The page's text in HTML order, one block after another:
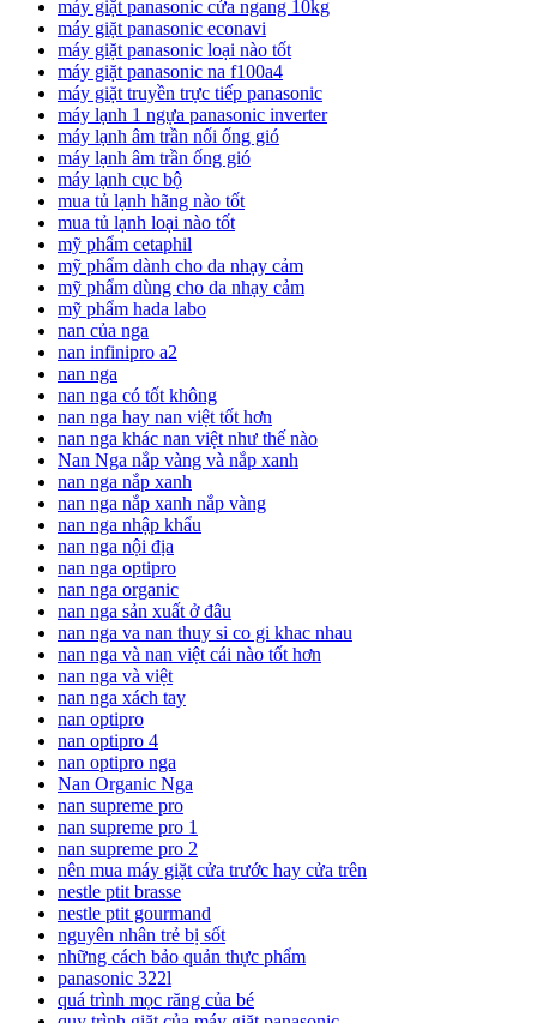
máy giặt panasonic cửa ngang 10kg
máy giặt panasonic econavi
máy giặt panasonic loại nào tốt
máy giặt panasonic na f100a4
máy giặt truyền trực tiếp panasonic
máy lạnh 1 ngựa panasonic inverter
máy lạnh âm trần nối ống gió
máy lạnh âm trần ống gió
máy lạnh cục bộ
mua tủ lạnh hãng nào tốt
mua tủ lạnh loại nào tốt
mỹ phẩm cetaphil
mỹ phẩm dành cho da nhạy cảm
mỹ phẩm dùng cho da nhạy cảm
mỹ phẩm hada labo
nan của nga
nan infinipro a2
nan nga
nan nga có tốt không
nan nga hay nan việt tốt hơn
nan nga khác nan việt như thế nào
Nan Nga nắp vàng và nắp xanh
nan nga nắp xanh
nan nga nắp xanh nắp vàng
nan nga nhập khẩu
nan nga nội địa
nan nga optipro
nan nga organic
nan nga sản xuất ở đâu
nan nga va nan thuy si co gi khac nhau
nan nga và nan việt cái nào tốt hơn
nan nga và việt
nan nga xách tay
nan optipro
nan optipro 4
nan optipro nga
Nan Organic Nga
nan supreme pro
nan supreme pro 1
nan supreme pro 2
nên mua máy giặt cửa trước hay cửa trên
nestle ptit brasse
nestle ptit gourmand
nguyên nhân trẻ bị sốt
những cách bảo quản thực phẩm
panasonic 322l
quá trình mọc răng của bé